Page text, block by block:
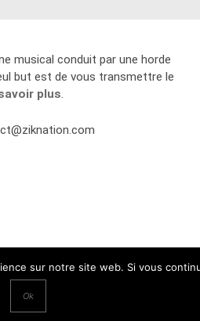
musical conduit par une horde
but est de vous transmettre le
plus.
sur notre site web. Si vous
Ok